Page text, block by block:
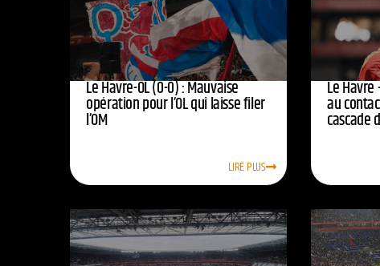
Le Havre-OL (0-0) : Mauvaise
opération pour l’OL qui laisse filer
l’OM
LIRE PLUS
Le Havre
au
cascade